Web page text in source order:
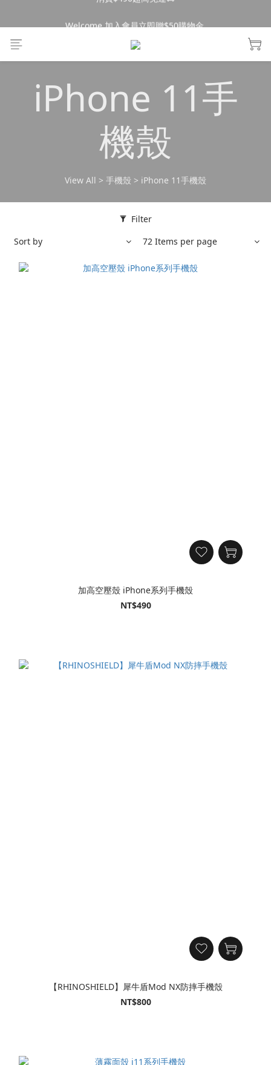
Welcome 加入會員立即贈$50購物金
消費$490超商免運🚚
iPhone 11手
機殼
View All > 手機殼 > iPhone 11手機殼
Filter
Sort by
72 Items per page
加高空壓殼 iPhone系列手機殼
NT$490
【RHINOSHIELD】犀牛盾Mod NX防摔手機殼
NT$800